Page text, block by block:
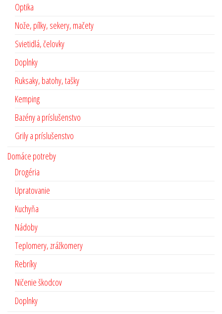
Optika
Nože, pílky, sekery, mačety
Svietidlá, čelovky
Doplnky
Ruksaky, batohy, tašky
Kemping
Bazény a príslušenstvo
Grily a príslušenstvo
Domáce potreby
Drogéria
Upratovanie
Kuchyňa
Nádoby
Teplomery, zrážkomery
Rebríky
Ničenie škodcov
Doplnky